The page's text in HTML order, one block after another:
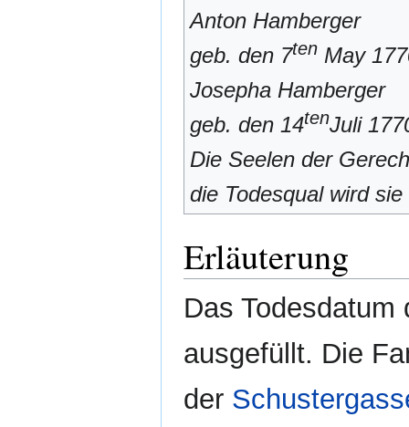
Anton Hamberger
geb. den 7tenMay
Josepha Hamberger
geb. den 14tenJuli
Die Seelen der
die Todesqual wird
Erläuterung
Das
ausgefüllt. Die
der